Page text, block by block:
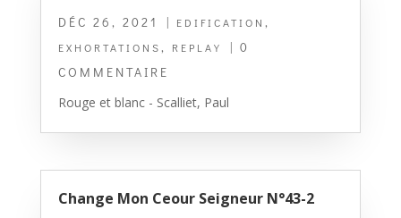
DÉC 26, 2021 | EDIFICATION ,
EXHORTATIONS , REPLAY
| 0
COMMENTAIRE
Rouge et blanc - Scalliet, Paul
Change Mon Ceour Seigneur N°43-2